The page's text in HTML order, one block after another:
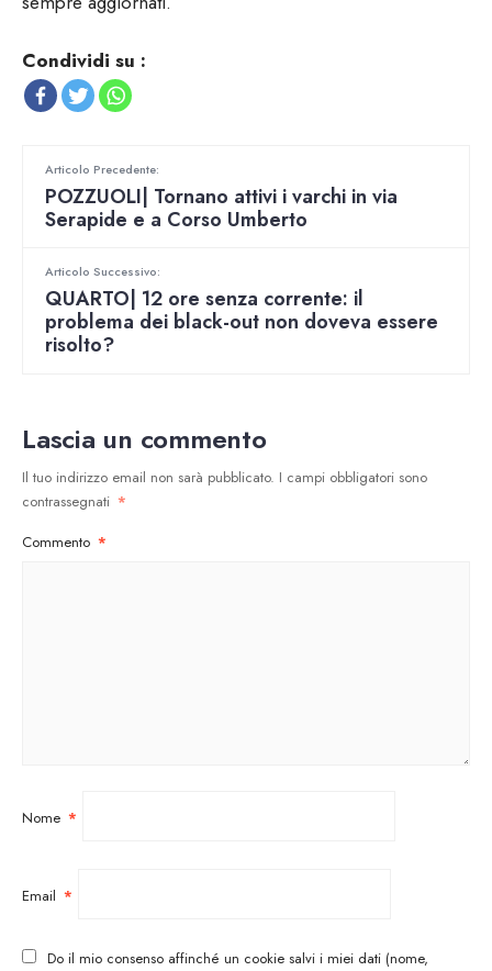
Condividi su :
Articolo Precedente:
POZZUOLI| Tornano attivi i varchi in via
Serapide e a Corso Umberto
Articolo Successivo:
QUARTO| 12 ore senza corrente: il
problema dei black-out non doveva essere
risolto?
Lascia un commento
Il tuo indirizzo email non sarà pubblicato. I campi obbligatori sono
contrassegnati *
Commento *
Nome *
Email *
Do il mio consenso affinché un cookie salvi i miei dati (nome,